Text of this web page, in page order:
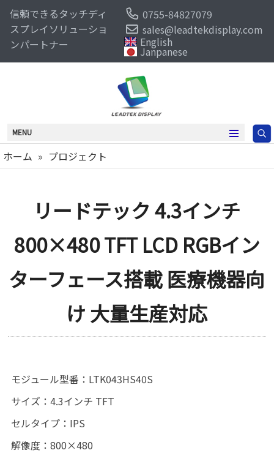
信頼できるタッチディ
スプレイソリューショ
ンパートナー
0755-84827079
sales@leadtekdisplay.com
English
Janpanese
MENU
ホーム » プロジェクト
リードテック 4.3インチ
800×480 TFT LCD RGBイン
ターフェース搭載 医療機器向
け 大量生産対応
モジュール型番：LTK043HS40S
サイズ：4.3インチ TFT
セルタイプ：IPS
解像度：800×480